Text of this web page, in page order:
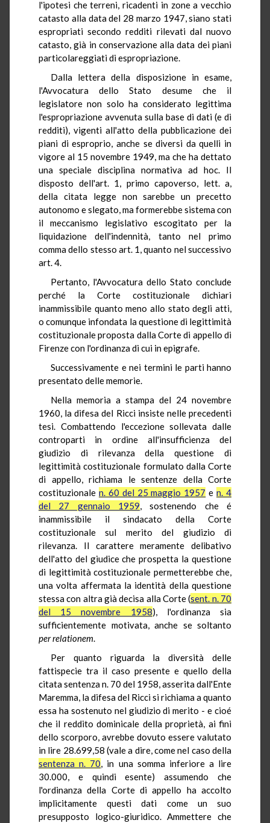
l'ipotesi che terreni, ricadenti in zone a vecchio
catasto alla data del 28 marzo 1947, siano stati
espropriati secondo redditi rilevati dal nuovo
catasto, già in conservazione alla data dei piani
particolareggiati di espropriazione.
Dalla lettera della disposizione in esame,
l'Avvocatura dello Stato desume che il
legislatore non solo ha considerato legittima
l'espropriazione avvenuta sulla base di dati (e di
redditi), vigenti all'atto della pubblicazione dei
piani di esproprio, anche se diversi da quelli in
vigore al 15 novembre 1949, ma che ha dettato
una speciale disciplina normativa ad hoc. Il
disposto dell'art. 1, primo capoverso, lett. a,
della citata legge non sarebbe un precetto
autonomo e slegato, ma formerebbe sistema con
il meccanismo legislativo escogitato per la
liquidazione dell'indennità, tanto nel primo
comma dello stesso art. 1, quanto nel successivo
art. 4.
Pertanto, l'Avvocatura dello Stato conclude
perché la Corte costituzionale dichiari
inammissibile quanto meno allo stato degli atti,
o comunque infondata la questione di legittimità
costituzionale proposta dalla Corte di appello di
Firenze con l'ordinanza di cui in epigrafe.
Successivamente e nei termini le parti hanno
presentato delle memorie.
Nella memoria a stampa del 24 novembre
1960, la difesa del Ricci insiste nelle precedenti
tesi. Combattendo l'eccezione sollevata dalle
controparti in ordine all'insufficienza del
giudizio di rilevanza della questione di
legittimità costituzionale formulato dalla Corte
di appello, richiama le sentenze della Corte
costituzionale n. 60 del 25 maggio 1957 en. 4
del 27 gennaio 1959, sostenendo che é
inammissibile il sindacato della Corte
costituzionale sul merito del giudizio di
rilevanza. Il carattere meramente delibativo
dell'atto del giudice che prospetta la questione
di legittimità costituzionale permetterebbe che,
una volta affermata la identità della questione
stessa con altra già decisa alla Corte (sent. n. 70
del 15 novembre 1958), l'ordinanza sia
sufficientemente motivata, anche se soltanto
per relationem.
Per quanto riguarda la diversità delle
fattispecie tra il caso presente e quello della
citata sentenza n. 70 del 1958, asserita dall'Ente
Maremma, la difesa del Ricci si richiama a quanto
essa ha sostenuto nel giudizio di merito - e cioé
che il reddito dominicale della proprietà, ai fini
dello scorporo, avrebbe dovuto essere valutato
in lire 28.699,58 (vale a dire, come nel caso della
sentenza n. 70, in una somma inferiore a lire
30.000, e quindi esente) assumendo che
l'ordinanza della Corte di appello ha accolto
implicitamente questi dati come un suo
presupposto logico-giuridico. Ammettere che